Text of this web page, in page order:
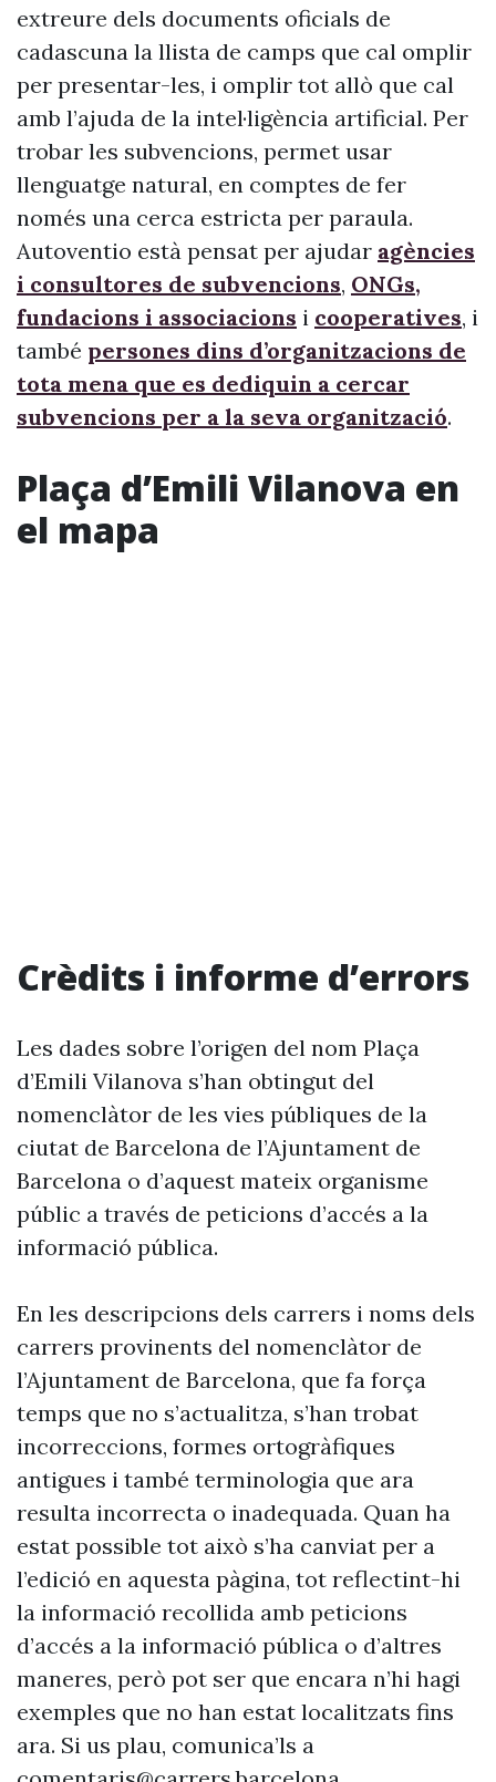
extreure dels documents oficials de
cadascuna la llista de camps que cal omplir
per presentar-les, i omplir tot allò que cal
amb l’ajuda de la intel·ligència artificial. Per
trobar les subvencions, permet usar
llenguatge natural, en comptes de fer
només una cerca estricta per paraula.
Autoventio està pensat per ajudar agències
i consultores de subvencions, ONGs,
fundacions i associacions i cooperatives, i
també persones dins d’organitzacions de
tota mena que es dediquin a cercar
subvencions per a la seva organització.
Plaça d’Emili Vilanova en
el mapa
Crèdits i informe d’errors
Les dades sobre l’origen del nom Plaça
d’Emili Vilanova s’han obtingut del
nomenclàtor de les vies públiques de la
ciutat de Barcelona de l’Ajuntament de
Barcelona o d’aquest mateix organisme
públic a través de peticions d’accés a la
informació pública.
En les descripcions dels carrers i noms dels
carrers provinents del nomenclàtor de
l’Ajuntament de Barcelona, que fa força
temps que no s’actualitza, s’han trobat
incorreccions, formes ortogràfiques
antigues i també terminologia que ara
resulta incorrecta o inadequada. Quan ha
estat possible tot això s’ha canviat per a
l’edició en aquesta pàgina, tot reflectint-hi
la informació recollida amb peticions
d’accés a la informació pública o d’altres
maneres, però pot ser que encara n’hi hagi
exemples que no han estat localitzats fins
ara. Si us plau, comunica’ls a